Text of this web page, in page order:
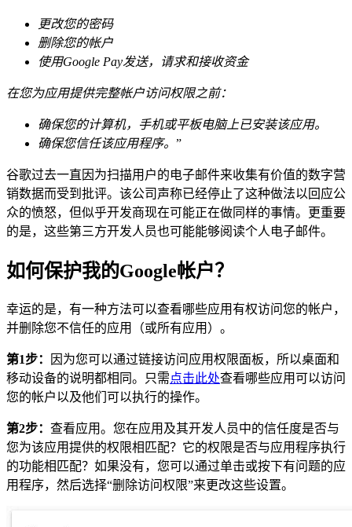
更改您的密码
删除您的帐户
使用Google Pay发送，请求和接收资金
在您为应用提供完整帐户访问权限之前：
确保您的计算机，手机或平板电脑上已安装该应用。
确保您信任该应用程序。 ”
谷歌过去一直因为扫描用户的电子邮件来收集有价值的数字营
销数据而受到批评。该公司声称已经停止了这种做法以回应公
众的愤怒，但似乎开发商现在可能正在做同样的事情。更重要
的是，这些第三方开发人员也可能能够阅读个人电子邮件。
如何保护我的Google帐户？
幸运的是，有一种方法可以查看哪些应用有权访问您的帐户，
并删除您不信任的应用（或所有应用）。
第1步：
因为您可以通过链接访问应用权限面板，所以桌面和
移动设备的说明都相同。只需点击此处查看哪些应用可以访问
您的帐户以及他们可以执行的操作。
第2步： 查看应用。您在应用及其开发人员中的信任度是否与
您为该应用提供的权限相匹配？它的权限是否与应用程序执行
的功能相匹配？如果没有，您可以通过单击或按下有问题的应
用程序，然后选择“删除访问权限”来更改这些设置。